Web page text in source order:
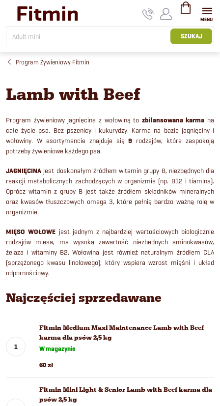
treści
SZUKAJ
KOSZYK
Program Żywieniowy Fitmin
Lamb with Beef
Program żywieniowy jagnięcina z wołowiną to zbilansowana karma na
całe życie psa. Bez pszenicy i kukurydzy. Karma na bazie jagnięciny i
wołowiny. W asortymencie znajduje się9 rodzajów, które zaspokoją
potrzeby żywieniowe każdego psa.
JAGNIĘCINA jest doskonałym źródłem witamin grupy B, niezbędnych dla
reakcji metabolicznych zachodzących w organizmie (np. B12 i tiamina).
Oprócz witamin z grupy B jest także źródłem składników mineralnych
oraz kwasów tłuszczowych omega 3, które pełnią bardzo ważną rolę w
organizmie.
MIĘSO WOŁOWE jest jednym z najbardziej wartościowych biologicznie
rodzajów mięsa, ma wysoką zawartość niezbędnych aminokwasów,
żelaza i witaminy B2. Wołowina jest również naturalnym źródłem CLA
(sprzężonego kwasu linolowego), który wspiera wzrost mięśni i układ
odpornościowy.
Najczęściej sprzedawane
Fitmin Medium Maxi Maintenance Lamb with Beef
karma dla psów 2,5 kg
W magazynie
60 zł
Fitmin Mini Light & Senior Lamb with Beef karma dla
psów 2,5 kg